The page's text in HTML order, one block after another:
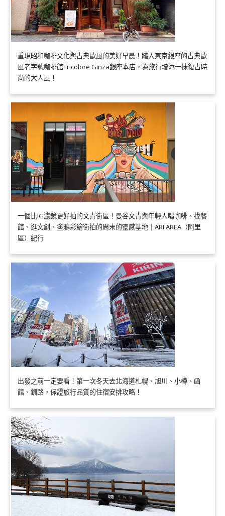
重現昭和咖啡文化與古典歐風的美好早晨！踏入東京銀座的古典歐
風老字號咖啡館Tricolore Ginza銀座本店，為旅行增添一抹復古時
尚的大人風！
一個比IG濾鏡更好拍的文青街區！曼谷文青與年輕人喝咖啡、找餐
館、逛文創、塗鴉彩繪街拍的周末的靈感基地｜ARI AREA（阿里
區）紀行
出發之前一定要看！第一次冬天去北海道札幌、旭川、小樽、函
館、釧路，保證旅行品質的住宿安排攻略！